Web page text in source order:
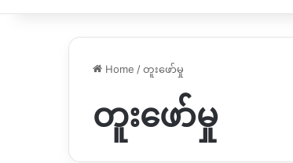
Home /တူးဖော်မှု
တူးဖော်မှု